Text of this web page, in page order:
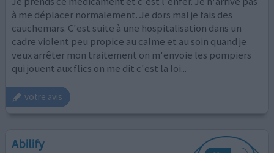
à me déplacer normalement. Je dors mal je fais des
cauchemars. C'est suite à une hospitalisation dans un
cadre violent peu propice au calme et au soin quand je
veux arrêter mon traitement on m'envoie les pompiers
qui jouent aux flics on me dit c'est la loi...
votre avis
Abilify